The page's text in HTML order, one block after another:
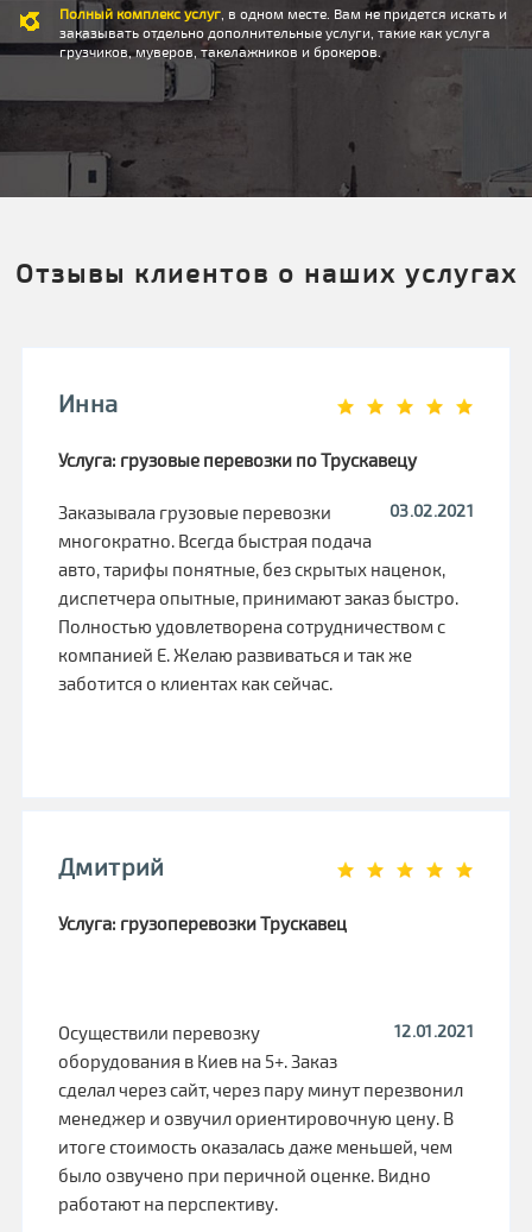
Полный комплекс услуг , в одном месте. Вам не придется искать и
заказывать отдельно дополнительные услуги, такие как услуга
грузчиков, муверов, такелажников и брокеров.
Отзывы клиентов о наших услугах
Инна
Услуга: грузовые перевозки по Трускавецу
03.02.2021
Заказывала грузовые перевозки
многократно. Всегда быстрая подача
авто, тарифы понятные, без скрытых наценок,
диспетчера опытные, принимают заказ быстро.
Полностью удовлетворена сотрудничеством с
компанией Е. Желаю развиваться и так же
заботится о клиентах как сейчас.
Дмитрий
Услуга: грузоперевозки Трускавец
12.01.2021
Осуществили перевозку
оборудования в Киев на 5+. Заказ
сделал через сайт, через пару минут перезвонил
менеджер и озвучил ориентировочную цену. В
итоге стоимость оказалась даже меньшей, чем
было озвучено при перичной оценке. Видно
работают на перспективу.